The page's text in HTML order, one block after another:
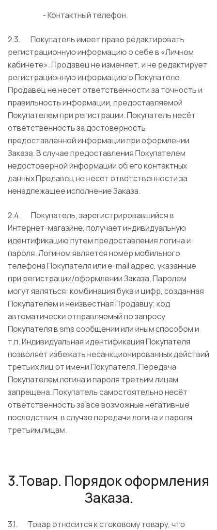
- Контактный телефон.
2.3. Покупатель имеет право редактировать
регистрационную информацию о себе в «Личном
кабинете». Продавец не изменяет, и не редактирует
регистрационную информацию о Покупателе.
Продавец не несет ответственности за точность и
правильность информации, предоставляемой
Покупателем при регистрации. Покупатель несёт
ответственность за достоверность
предоставленной информации при оформлении
Заказа. В случае предоставления Покупателем
недостоверной информации об его контактных
данных Продавец не несет ответственности за
ненадлежащее исполнение Заказа.
2.4. Покупатель, зарегистрировавшийся в
Интернет-магазине, получает индивидуальную
идентификацию путем предоставления логина и
пароля. Логином является номер мобильного
телефона Покупателя или e-mail адрес, указанные
при регистрации/оформлении Заказа. Паролем
могут являться: комбинация букв и цифр, созданная
Покупателем и неизвестная Продавцу; код
автоматически отправляемый по запросу
Покупателя в sms сообщении или иным способом и
т.п. Индивидуальная идентификация Покупателя
позволяет избежать несанкционированных действий
третьих лиц от имени Покупателя. Передача
Покупателем логина и пароля третьим лицам
запрещена. Покупатель самостоятельно несёт
ответственность за все возможные негативные
последствия, в случае передачи логина и пароля
третьим лицам.
3.Товар. Порядок оформления
Заказа.
3.1. Товар относится к стоковому товару, что